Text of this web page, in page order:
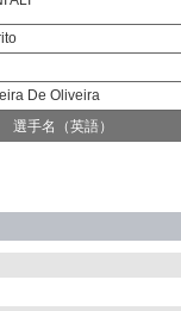
選手名（英語）
De Oliveira